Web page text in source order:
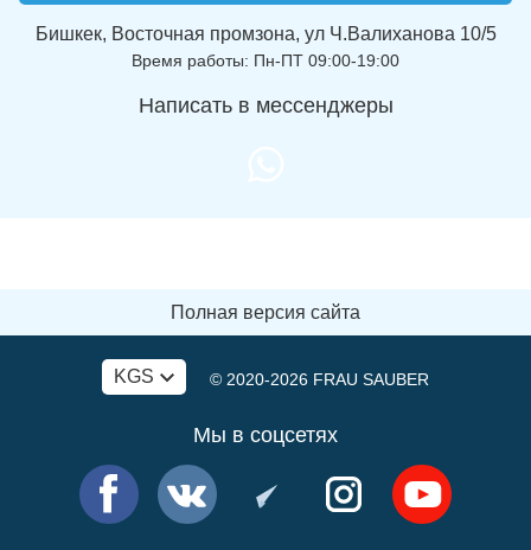
Бишкек, Восточная промзона, ул Ч.Валиханова 10/5
Время работы: Пн-ПТ 09:00-19:00
Написать в мессенджеры
Полная версия сайта
KGS © 2020-2026 FRAU SAUBER
Мы в соцсетях